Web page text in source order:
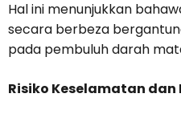
Hal ini menunjukkan
secara berbeza
pada pembuluh darah
Risiko Keselamatan dan